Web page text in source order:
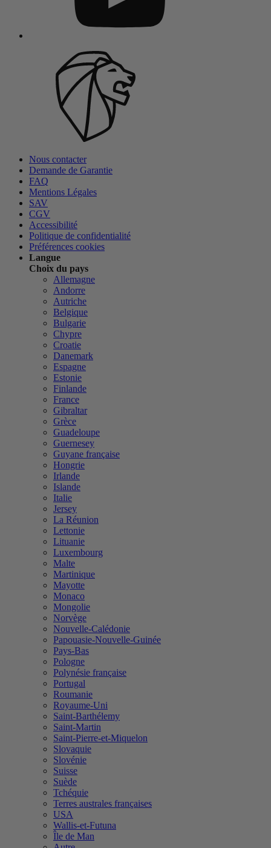
Nous contacter
Demande de Garantie
FAQ
Mentions Légales
SAV
CGV
Accessibilité
Politique de confidentialité
Préférences cookies
Langue
Choix du pays
Allemagne
Andorre
Autriche
Belgique
Bulgarie
Chypre
Croatie
Danemark
Espagne
Estonie
Finlande
France
Gibraltar
Grèce
Guadeloupe
Guernesey
Guyane française
Hongrie
Irlande
Islande
Italie
Jersey
La Réunion
Lettonie
Lituanie
Luxembourg
Malte
Martinique
Mayotte
Monaco
Mongolie
Norvège
Nouvelle-Calédonie
Papouasie-Nouvelle-Guinée
Pays-Bas
Pologne
Polynésie française
Portugal
Roumanie
Royaume-Uni
Saint-Barthélemy
Saint-Martin
Saint-Pierre-et-Miquelon
Slovaquie
Slovénie
Suisse
Suède
Tchéquie
Terres australes françaises
USA
Wallis-et-Futuna
Île de Man